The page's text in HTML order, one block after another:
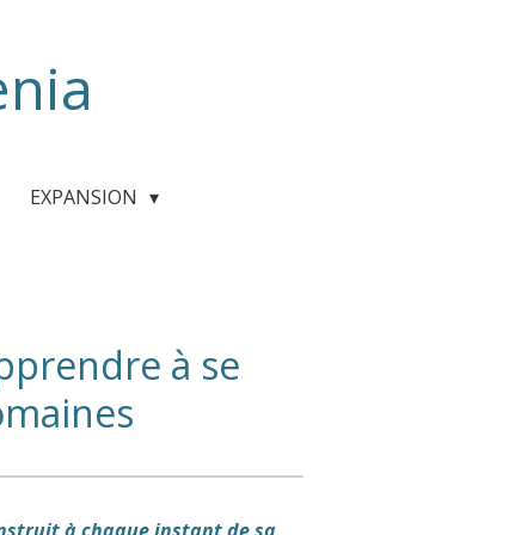
EXPANSION
à se